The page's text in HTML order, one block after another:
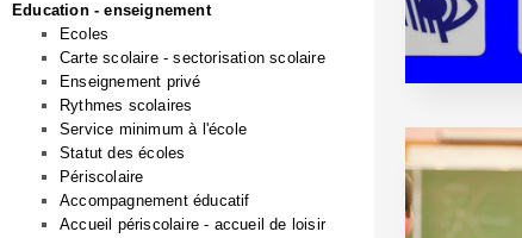
Education - enseignement
Ecoles
Carte scolaire - sectorisation scolaire
Enseignement privé
Rythmes scolaires
Service minimum à l'école
Statut des écoles
Périscolaire
Accompagnement éducatif
Accueil périscolaire - accueil de loisir